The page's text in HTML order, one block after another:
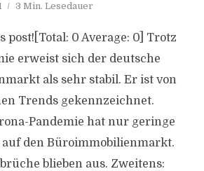
3 Min. Lesedauer
post![Total: 0 Average: 0] Trotz
erweist sich der deutsche
als sehr stabil. Er ist von
Trends gekennzeichnet.
Pandemie hat nur geringe
den Büroimmobilienmarkt.
blieben aus. Zweitens: